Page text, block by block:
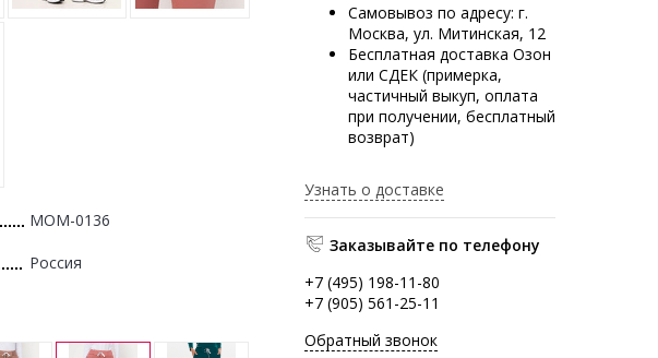
Самовывоз по адресу: г.
Москва, ул. Митинская, 12
Бесплатная доставка Озон
или СДЕК (примерка,
частичный выкуп, оплата
при получении, бесплатный
возврат)
Узнать о доставке
Заказывайте по телефону
+7 (495) 198-11-80
+7 (905) 561-25-11
Обратный звонок
MOM-0136
Россия